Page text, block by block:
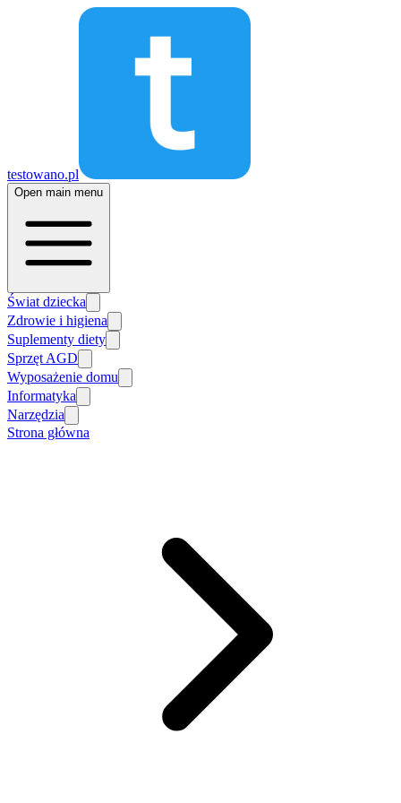
testowano.pl
Open main menu
Świat dziecka
Zdrowie i higiena
Suplementy diety
Sprzęt AGD
Wyposażenie domu
Informatyka
Narzędzia
Strona główna